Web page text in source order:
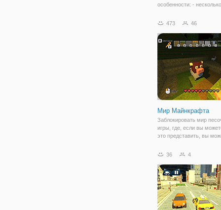
особенности: -
продать недвижимость
зданий и продать их,
сделать много прибыли.
473 46
Мир Майнкрафта
Заблокировать мир
игры, где, если вы
это представить, вы
симулятор.
36 4